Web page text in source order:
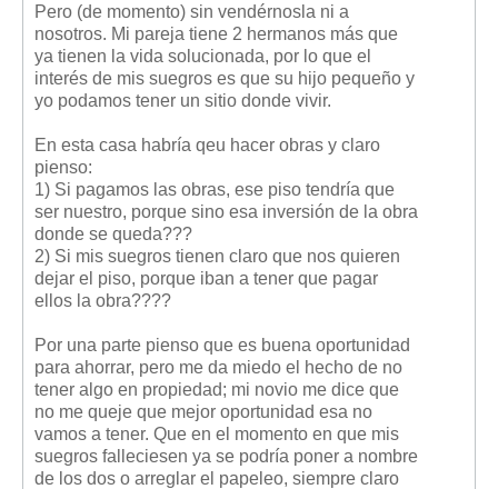
Diccionario
Usuario
Entrar / Salir
Mis boletines
Pero (de momento) sin vendérnosla ni a
nosotros. Mi pareja tiene 2 hermanos más que
ya tienen la vida solucionada, por lo que el
interés de mis suegros es que su hijo pequeño y
yo podamos tener un sitio donde vivir.
En esta casa habría qeu hacer obras y claro
pienso:
1) Si pagamos las obras, ese piso tendría que
ser nuestro, porque sino esa inversión de la obra
donde se queda???
2) Si mis suegros tienen claro que nos quieren
dejar el piso, porque iban a tener que pagar
ellos la obra????
Por una parte pienso que es buena oportunidad
para ahorrar, pero me da miedo el hecho de no
tener algo en propiedad; mi novio me dice que
no me queje que mejor oportunidad esa no
vamos a tener. Que en el momento en que mis
suegros falleciesen ya se podría poner a nombre
de los dos o arreglar el papeleo, siempre claro